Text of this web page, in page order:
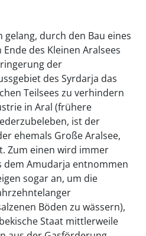
gelang, durch den Bau eines
des Kleinen Aralsees
der
des Syrdarja das
Teilsees zu verhindern
in Aral (frühere
ist der
ehemals Große Aralsee,
Zum einen wird immer
dem Amudarja entnommen
sogar an, um die
Böden zu wässern),
Staat mittlerweile